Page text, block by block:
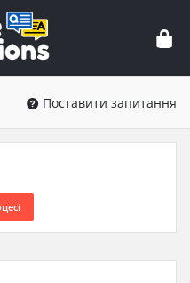
Поставити запитання